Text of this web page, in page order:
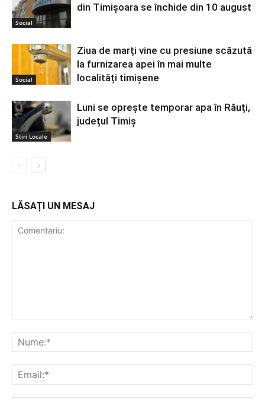
Social
din Timișoara se închide din 10 august
Social
Ziua de marți vine cu presiune scăzută
la furnizarea apei în mai multe
localități timișene
Stiri Locale
Luni se oprește temporar apa în Răuți,
județul Timiș
LĂSAȚI UN MESAJ